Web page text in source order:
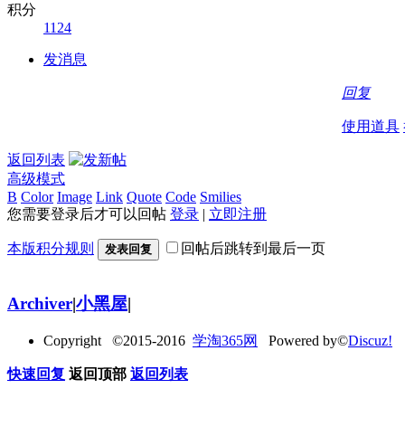
积分
1124
发消息
回复
使用道具
返回列表
高级模式
B Color Image Link Quote Code Smilies
您需要登录后才可以回帖 登录 | 立即注册
本版积分规则 发表回复 回帖后跳转到最后一页
Archiver|小黑屋|
Copyright ©2015-2016 学淘365网 Powered by©Discuz!
快速回复 返回顶部 返回列表